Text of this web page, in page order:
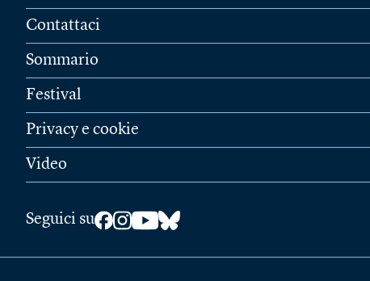
Contattaci
Sommario
Festival
Privacy e cookie
Video
Seguici su